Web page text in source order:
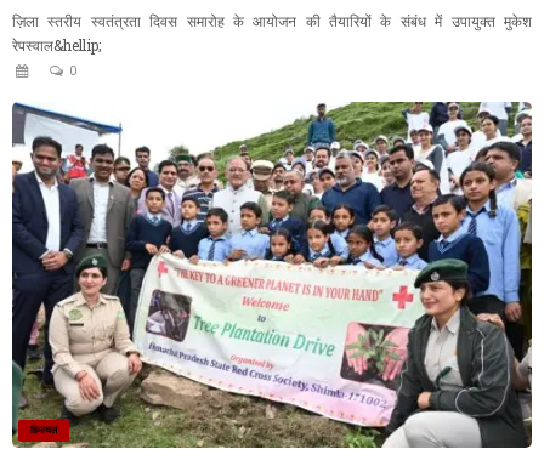
ज़िला स्तरीय स्वतंत्रता दिवस समारोह के आयोजन की तैयारियों के संबंध में उपायुक्त मुकेश
रेपस्वाल&hellip;
0
हिमाचल